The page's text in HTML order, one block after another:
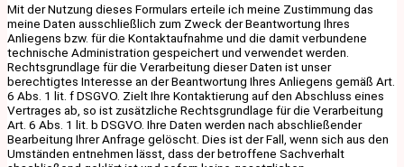
Mit der Nutzung dieses Formulars erteile ich meine Zustimmung das
meine Daten ausschließlich zum Zweck der Beantwortung Ihres
Anliegens bzw. für die Kontaktaufnahme und die damit verbundene
technische Administration gespeichert und verwendet werden.
Rechtsgrundlage für die Verarbeitung dieser Daten ist unser
berechtigtes Interesse an der Beantwortung Ihres Anliegens gemäß Art.
6 Abs. 1 lit. f DSGVO. Zielt Ihre Kontaktierung auf den Abschluss eines
Vertrages ab, so ist zusätzliche Rechtsgrundlage für die Verarbeitung
Art. 6 Abs. 1 lit. b DSGVO. Ihre Daten werden nach abschließender
Bearbeitung Ihrer Anfrage gelöscht. Dies ist der Fall, wenn sich aus den
Umständen entnehmen lässt, dass der betroffene Sachverhalt